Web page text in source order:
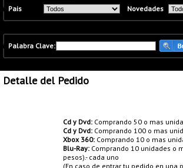
� Pais Novedades
� Palabra Clave:
Detalle del Pedido
Cd y Dvd: Comprando 50 o mas
Cd y Dvd: Comprando 100 o mas
Xbox 360: Comprando 10 o mas
Blu-Ray: Comprando 10 unidades o
pesos).- cada uno
(En caso de entrar tu pedido en